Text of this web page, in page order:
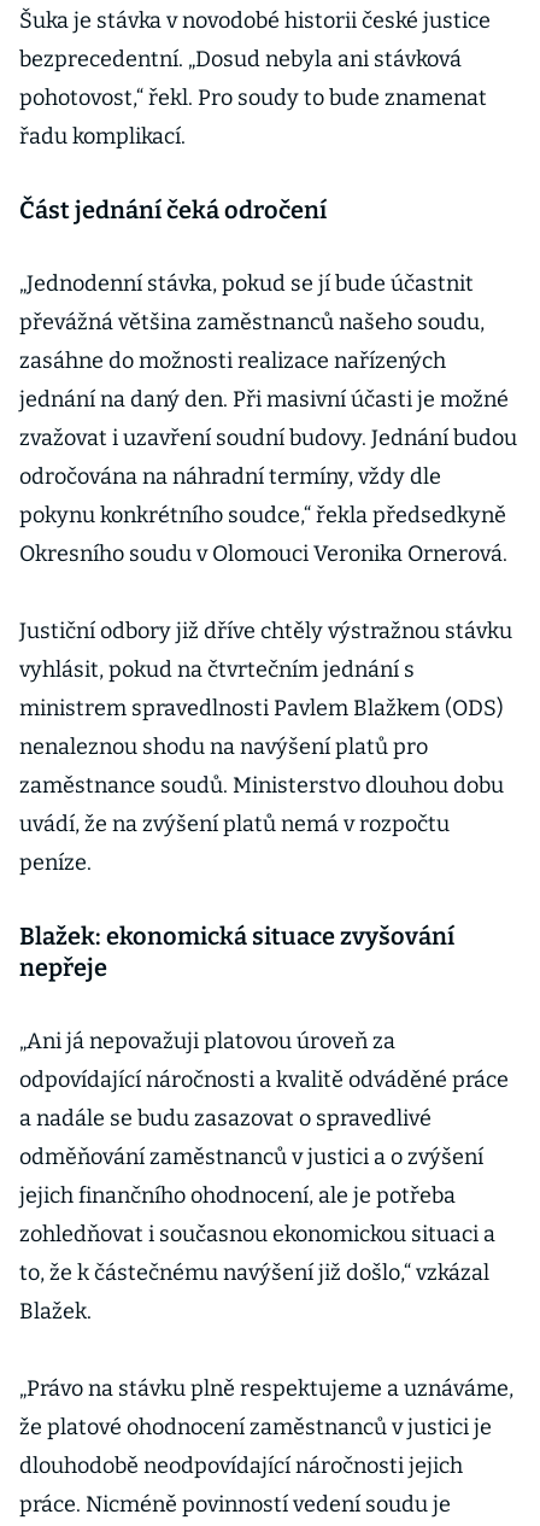
Šuka je stávka v novodobé historii české justice
bezprecedentní. „Dosud nebyla ani stávková
pohotovost,“ řekl. Pro soudy to bude znamenat
řadu komplikací.
Část jednání čeká odročení
„Jednodenní stávka, pokud se jí bude účastnit
převážná většina zaměstnanců našeho soudu,
zasáhne do možnosti realizace nařízených
jednání na daný den. Při masivní účasti je možné
zvažovat i uzavření soudní budovy. Jednání budou
odročována na náhradní termíny, vždy dle
pokynu konkrétního soudce,“ řekla předsedkyně
Okresního soudu v Olomouci Veronika Ornerová.
Justiční odbory již dříve chtěly výstražnou stávku
vyhlásit, pokud na čtvrtečním jednání s
ministrem spravedlnosti Pavlem Blažkem (ODS)
nenaleznou shodu na navýšení platů pro
zaměstnance soudů. Ministerstvo dlouhou dobu
uvádí, že na zvýšení platů nemá v rozpočtu
peníze.
Blažek: ekonomická situace zvyšování
nepřeje
„Ani já nepovažuji platovou úroveň za
odpovídající náročnosti a kvalitě odváděné práce
a nadále se budu zasazovat o spravedlivé
odměňování zaměstnanců v justici a o zvýšení
jejich finančního ohodnocení, ale je potřeba
zohledňovat i současnou ekonomickou situaci a
to, že k částečnému navýšení již došlo,“ vzkázal
Blažek.
„Právo na stávku plně respektujeme a uznáváme,
že platové ohodnocení zaměstnanců v justici je
dlouhodobě neodpovídající náročnosti jejich
práce. Nicméně povinností vedení soudu je